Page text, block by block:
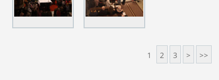
1 2 3 > >>